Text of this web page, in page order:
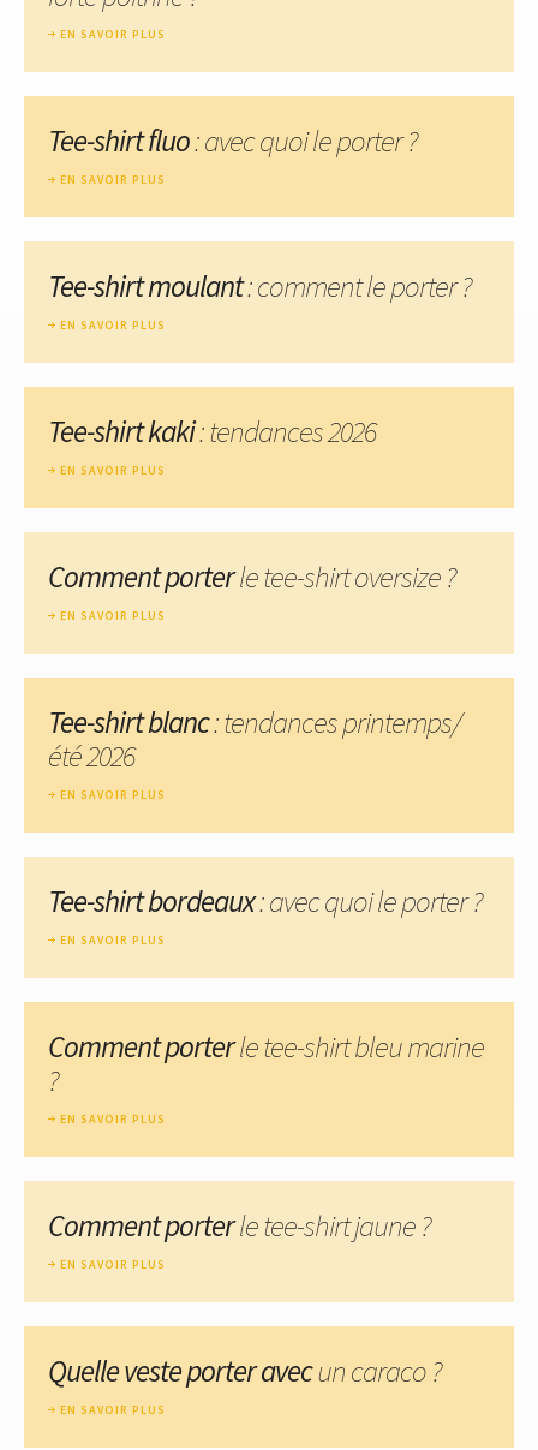
EN SAVOIR PLUS
Tee-shirt fluo: avec quoi le porter ?
EN SAVOIR PLUS
Tee-shirt moulant: comment le porter ?
EN SAVOIR PLUS
Tee-shirt kaki: tendances 2026
EN SAVOIR PLUS
Comment porterle tee-shirt oversize ?
EN SAVOIR PLUS
Tee-shirt blanc: tendances printemps/
été 2026
EN SAVOIR PLUS
Tee-shirt bordeaux: avec quoi le porter ?
EN SAVOIR PLUS
Comment porterle tee-shirt bleu marine
?
EN SAVOIR PLUS
Comment porterle tee-shirt jaune ?
EN SAVOIR PLUS
Quelle veste porter avecun caraco ?
EN SAVOIR PLUS